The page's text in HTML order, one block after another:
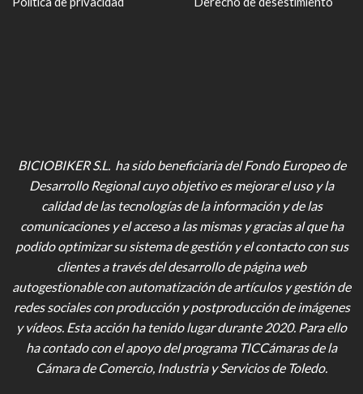
BICIOBIKER S.L. ha sido beneficiaria del Fondo Europeo de
Desarrollo Regional cuyo objetivo es mejorar el uso y la
calidad de las tecnologías de la información y de las
comunicaciones y el acceso a las mismas y gracias al que ha
podido optimizar su sistema de gestión y el contacto con sus
clientes a través del desarrollo de página web
autogestionable con automatización de artículos y gestión de
redes sociales con producción y postproducción de imágenes
y vídeos. Esta acción ha tenido lugar durante 2020. Para ello
ha contado con el apoyo del programa TICCámaras de la
Cámara de Comercio, Industria y Servicios de Toledo.